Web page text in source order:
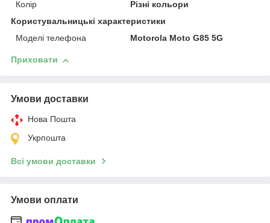
Колір
Різні кольори
Користувальницькі характеристики
Моделі телефона
Motorola Moto G85 5G
Приховати
Умови доставки
Нова Пошта
Укрпошта
Всі умови доставки
Умови оплати